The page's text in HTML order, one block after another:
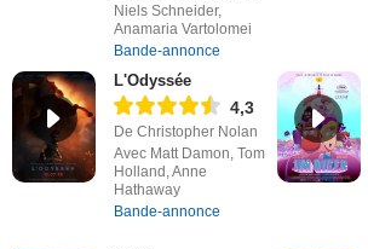
Niels Schneider,
Anamaria Vartolomei
Bande-annonce
L'Odyssée
4,3
De Christopher Nolan
Avec Matt Damon, Tom
Holland, Anne
Hathaway
Bande-annonce